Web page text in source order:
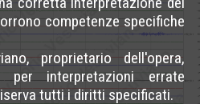
competenze specifiche
proprietario dell'opera,
interpretazioni errate
tutti i diritti specificati.